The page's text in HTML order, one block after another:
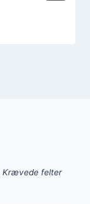
Krævede felter